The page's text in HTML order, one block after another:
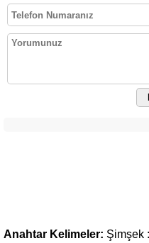
Anahtar Kelimeler: Şimşek :